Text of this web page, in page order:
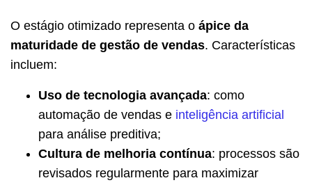
O estágio otimizado representa o ápice da
maturidade de gestão de vendas. Características
incluem:
Uso de tecnologia avançada: como
automação de vendas e inteligência artificial
para análise preditiva;
Cultura de melhoria contínua: processos são
revisados regularmente para maximizar